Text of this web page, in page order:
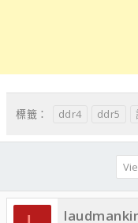
標籤： ddr4 ddr5